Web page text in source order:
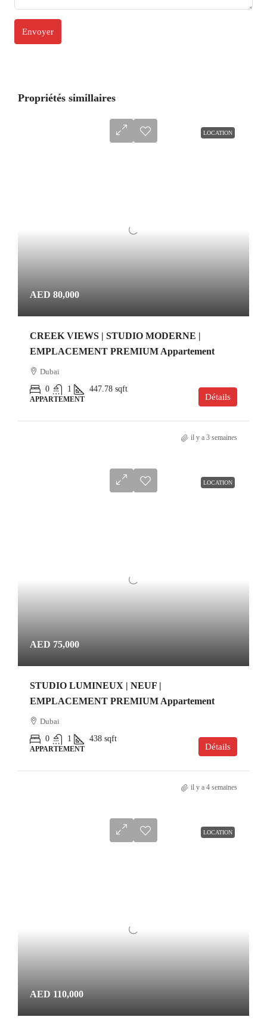
Propriétés simillaires
LOCATION
AED 80,000
CREEK VIEWS | STUDIO MODERNE |
EMPLACEMENT PREMIUM Appartement
Dubai
0
1 447.78 sqft
APPARTEMENT Détails
il y a 3 semaines
LOCATION
AED 75,000
STUDIO LUMINEUX | NEUF |
EMPLACEMENT PREMIUM Appartement
Dubai
0
1 438 sqft
APPARTEMENT Détails
il y a 4 semaines
LOCATION
AED 110,000